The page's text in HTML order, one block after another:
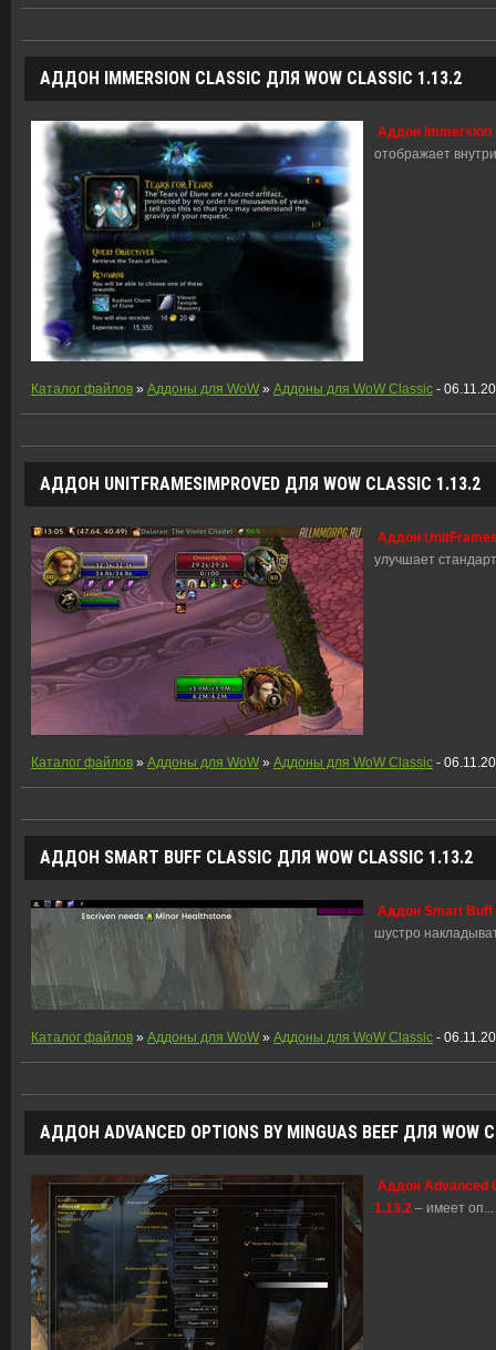
АДДОН IMMERSION CLASSIC ДЛЯ WOW CLASSIC 1.13.2
Аддон Immersion
отображает
Каталог файлов » Аддоны для WoW » Аддоны для WoW Classic -
АДДОН UNITFRAMESIMPROVED ДЛЯ WOW CLASSIC 1.13.2
Аддон
улучшает
Каталог файлов » Аддоны для WoW » Аддоны для WoW Classic -
АДДОН SMART BUFF CLASSIC ДЛЯ WOW CLASSIC 1.13.2
Аддон Smart Buff
шустро
Каталог файлов » Аддоны для WoW » Аддоны для WoW Classic -
АДДОН ADVANCED OPTIONS BY MINGUAS BEEF ДЛЯ WOW
Аддон Advanced
1.13.2 – имеет оп